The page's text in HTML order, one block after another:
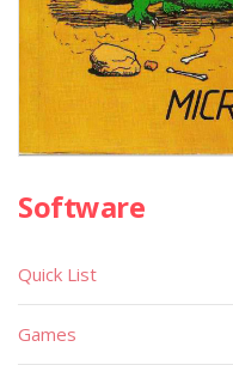
Software
Quick List
Games